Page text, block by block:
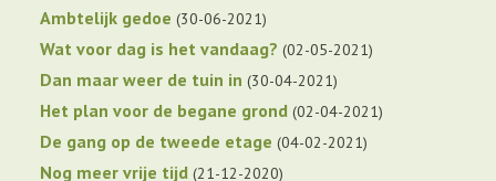
Ambtelijk gedoe 30-06-2021
Wat voor dag is het vandaag? 02-05-2021
Dan maar weer de tuin in 30-04-2021
Het plan voor de begane grond 02-04-2021
De gang op de tweede etage 04-02-2021
Nog meer vrije tijd 21-12-2020